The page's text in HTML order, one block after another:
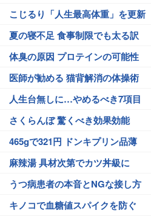
こじるり「人生最高体重」を更新
夏の寝不足 食事制限でも太る訳
体臭の原因 プロテインの可能性
医師が勧める 猫背解消の体操術
人生台無しに…やめるべき7項目
さくらんぼ 驚くべき効果効能
465gで321円 ドンキプリン品薄
麻辣湯 具材次第でカツ丼級に
うつ病患者の本音とNGな接し方
キノコで血糖値スパイクを防ぐ